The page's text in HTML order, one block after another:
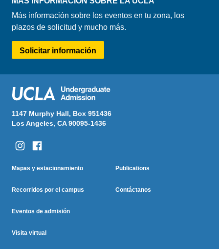
Más información sobre los eventos en tu zona, los
plazos de solicitud y mucho más.
Solicitar información
1147 Murphy Hall, Box 951436
Los Angeles, CA 90095-1436
Footer
Columna Uno
Mapas y estacionamiento
Recorridos por el campus
Eventos de admisión
Visita virtual
Columna Dos
Publications
Contáctanos